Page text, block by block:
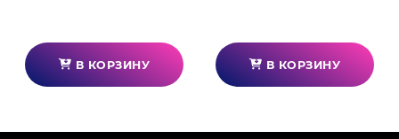
нормальных ситуаций.
В КОРЗИНУ В КОРЗИНУ